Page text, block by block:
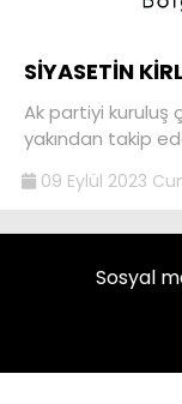
SİYASETİN
Ak partiyi kuruluş
yakından takip
09 Eylül 2023
Sosyal